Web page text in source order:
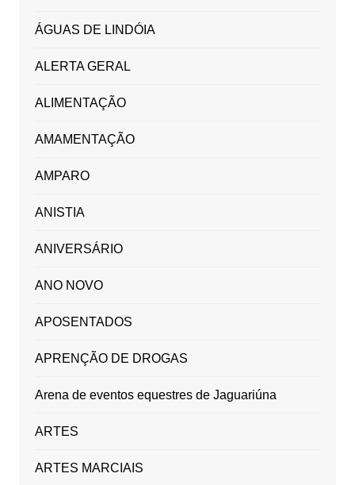
ÁGUAS DE LINDÓIA
ALERTA GERAL
ALIMENTAÇÃO
AMAMENTAÇÃO
AMPARO
ANISTIA
ANIVERSÁRIO
ANO NOVO
APOSENTADOS
APRENÇÃO DE DROGAS
Arena de eventos equestres de Jaguariúna
ARTES
ARTES MARCIAIS